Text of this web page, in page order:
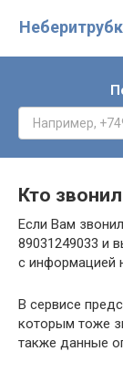
Кто
Если Вам
89031249033 и
с информацией
В сервисе
которым тоже
также данные